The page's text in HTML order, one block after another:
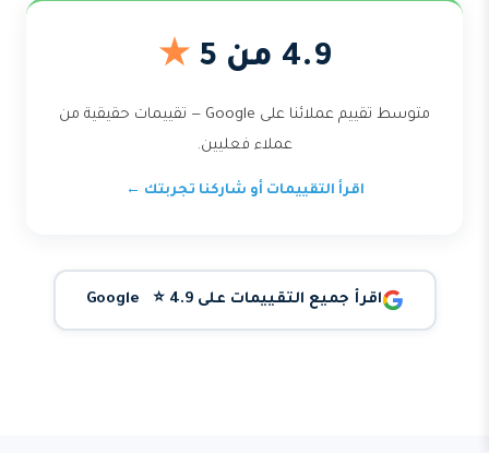
4.9 من 5 ★
متوسط تقييم عملائنا على Google — تقييمات حقيقية من
عملاء فعليين.
اقرأ التقييمات أو شاركنا تجربتك ←
اقرأ جميع التقييمات على Google ⭐ 4.9